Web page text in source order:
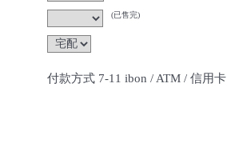
(已售完)
付款方式 7-11 ibon / ATM / 信用卡